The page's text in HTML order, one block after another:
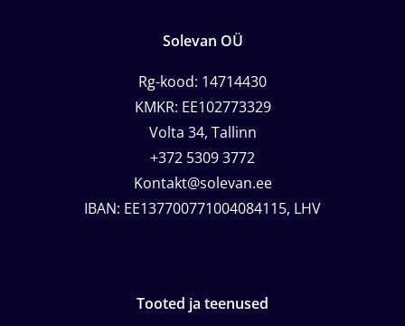
Solevan OÜ
Rg-kood: 14714430
KMKR: EE102773329
Volta 34, Tallinn
+372 5309 3772
Kontakt@solevan.ee
IBAN: EE137700771004084115, LHV
Tooted ja teenused